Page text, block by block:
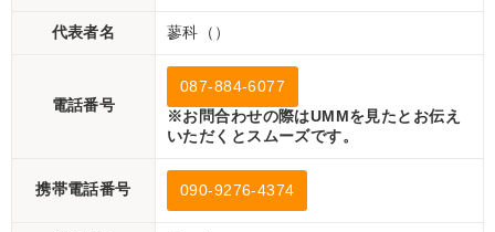
代表者名 蓼科（）
電話番号
087-884-6077
※お問合わせの際はUMMを見たとお伝え
いただくとスムーズです。
携帯電話番号 090-9276-4374